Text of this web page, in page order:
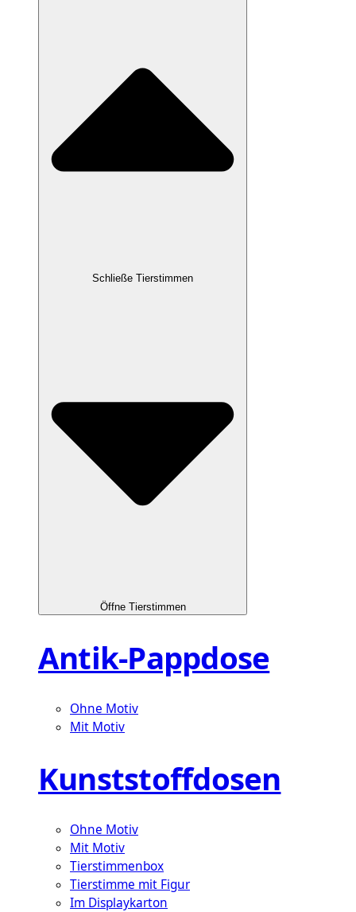
Schließe Tierstimmen
Öffne Tierstimmen
Antik-Pappdose
Ohne Motiv
Mit Motiv
Kunststoffdosen
Ohne Motiv
Mit Motiv
Tierstimmenbox
Tierstimme mit Figur
Im Displaykarton